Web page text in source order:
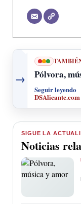
→ Pólvora,
Seguir leyendo
DSAlicante.com
SIGUE LA
Noticias